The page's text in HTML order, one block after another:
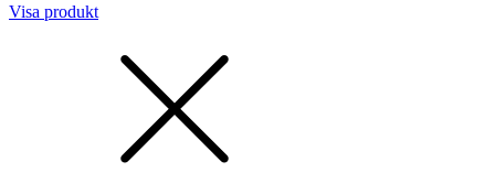
Visa produkt